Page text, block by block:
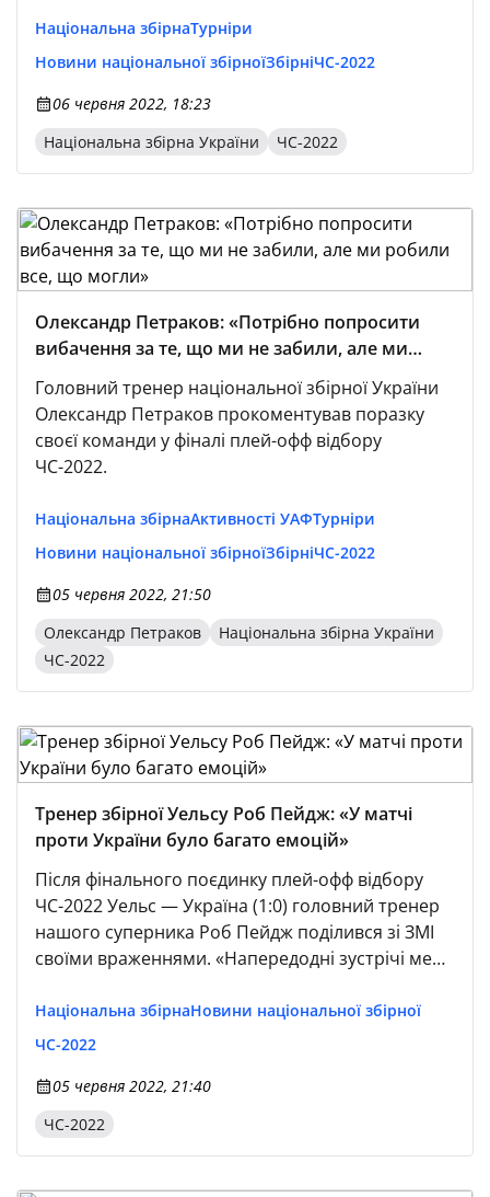
Національна збірнаТурніри
Новини національної збірноїЗбірніЧС-2022
06 червня 2022, 18:23
Національна збірна України
ЧС-2022
Олександр Петраков: «Потрібно попросити
вибачення за те, що ми не забили, але ми
робили все, що могли»
Головний тренер національної збірної України
Олександр Петраков прокоментував поразку
своєї команди у фіналі плей-офф відбору
ЧС-2022.
Національна збірнаАктивності УАФТурніри
Новини національної збірноїЗбірніЧС-2022
05 червня 2022, 21:50
Олександр Петраков
Національна збірна України
ЧС-2022
Тренер збірної Уельсу Роб Пейдж: «У матчі
проти України було багато емоцій»
Після фінального поєдинку плей-офф відбору
ЧС-2022 Уельс — Україна (1:0) головний тренер
нашого суперника Роб Пейдж поділився зі ЗМІ
своїми враженнями. «Напередодні зустрічі мене
тиску.
Національна збірнаНовини національної збірної
ЧС-2022
05 червня 2022, 21:40
ЧС-2022